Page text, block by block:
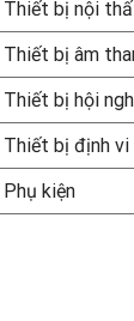
Thiết bị nội
Thiết bị âm
Thiết bị hội
Thiết bị định vi
Phụ kiện